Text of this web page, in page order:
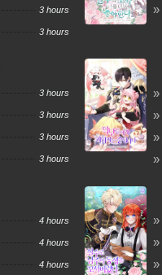
3 hours
3 hours
3 hours
3 hours
3 hours
3 hours
4 hours
4 hours
4 hours